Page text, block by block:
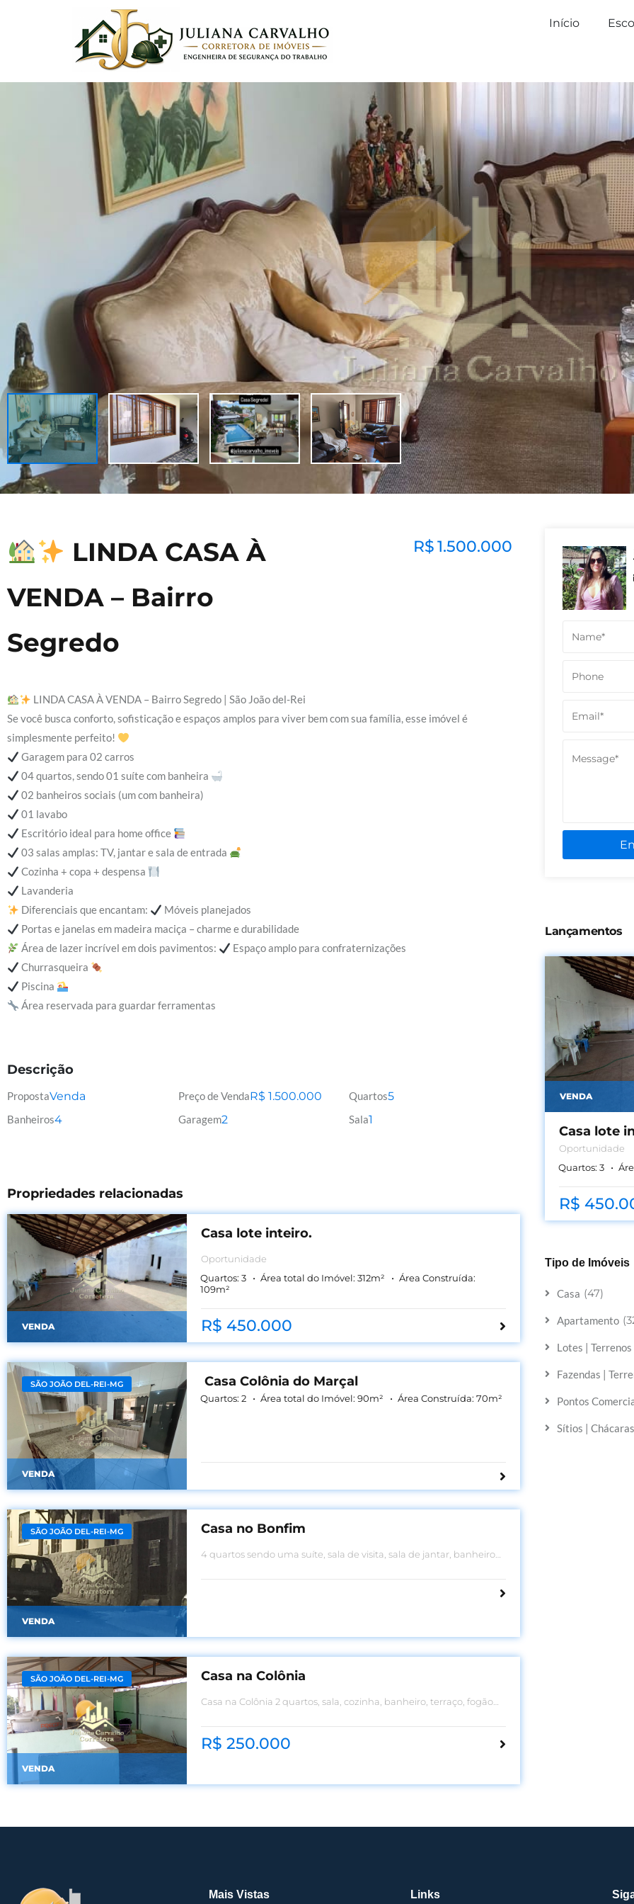
Início
LINDA CASA À
VENDA – Bairro
Segredo
R$1.500.000
LINDA CASA À VENDA – Bairro Segredo | São João del-Rei
Se você busca conforto, sofisticação e espaços amplos para viver bem com sua família, esse imóvel é
simplesmente perfeito!
Garagem para 02 carros
04 quartos, sendo 01 suíte com banheira
02 banheiros sociais (um com banheira)
01 lavabo
Escritório ideal para home office
03 salas amplas: TV, jantar e sala de entrada
Cozinha + copa + despensa
Lavanderia
Diferenciais que encantam:
Móveis planejados
Portas e janelas em madeira maciça – charme e durabilidade
Área de lazer incrível em dois pavimentos:
Espaço amplo para confraternizações
Churrasqueira
Piscina
Área reservada para guardar ferramentas
Descrição
PropostaVenda Preço de VendaR$ 1.500.000 Quartos5
Banheiros4 Garagem2 Sala1
Propriedades relacionadas
VENDA
Casa lote inteiro.
Oportunidade
Quartos: 3 Área total do Imóvel: 312m²
Área Construída:
109m²
R$ 450.000
SÃO JOÃO DEL-REI-MG
VENDA
Casa Colônia do Marçal
Quartos: 2 Área total do Imóvel: 90m² Área Construída: 70m²
SÃO JOÃO DEL-REI-MG
VENDA
Casa no Bonfim
4 quartos sendo uma suíte, sala de visita, sala de jantar, banheiro
SÃO JOÃO DEL-REI-MG
VENDA
Casa na Colônia
Casa na Colônia 2 quartos, sala, cozinha, banheiro, terraço, fogão
R$ 250.000
Lançamentos
VENDA
Casa lote
Oportunidade
Quartos: 3
R$
Tipo de Imóveis
Casa (47)
Apartamento
Lotes |
Fazendas |
Pontos
Sítios | Chácaras
Mais Vistas Links